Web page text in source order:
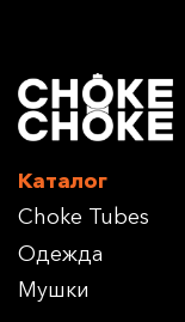
Каталог
Choke Tubes
Одежда
Мушки